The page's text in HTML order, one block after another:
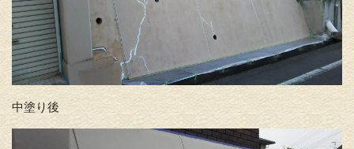
中塗り後